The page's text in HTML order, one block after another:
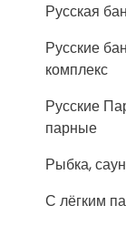
Русская
Русские
комплекс
Русские
парные
Рыбка,
С лёгким